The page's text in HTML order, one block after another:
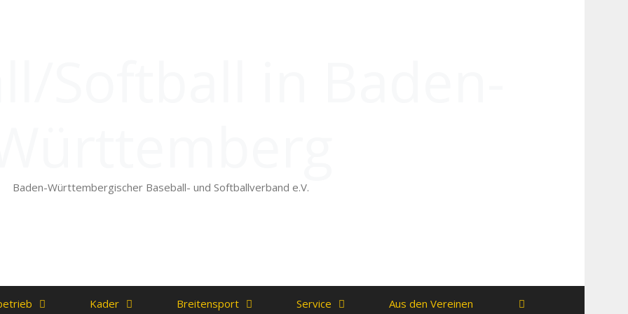
Baden-Württembergischer Baseball- und Softballverband e.V.
Kader Breitensport Service Aus den Vereinen